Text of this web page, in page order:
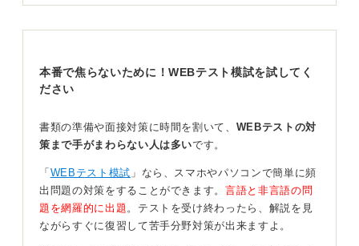
テストセンターでの性格検査は、約30分で300問です。
このボリュームの検査をする意図は、入社後のミスマッ
ばいけません。
たとえば、「今まで嘘をついたことが一度もない」を
「はい」と答えたら、かなり怪しまれます。人は誰しも
本番で焦らないために！WEBテスト模試を試してく
ださい
書類の準備や面接対策に時間を割いて、 WEBテストの対
策まで手がまわらない人は多いです。
「 WEBテスト模試 」なら、スマホやパソコンで簡単に頻
出問題の対策をすることができます。言語と非言語の問
題を網羅的に出題 。テストを受け終わったら、解説を見
ながらすぐに復習して苦手分野対策が出来ますよ。